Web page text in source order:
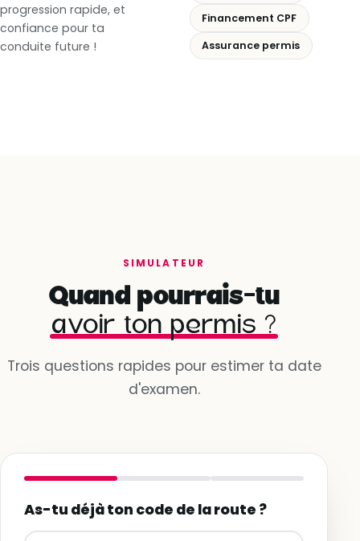
progression rapide, et
confiance pour ta
conduite future !
Financement CPF
Assurance permis
SIMULATEUR
Quand pourrais-tu
avoir ton permis ?
Trois questions rapides pour estimer ta date
d'examen.
As-tu déjà ton code de la route ?